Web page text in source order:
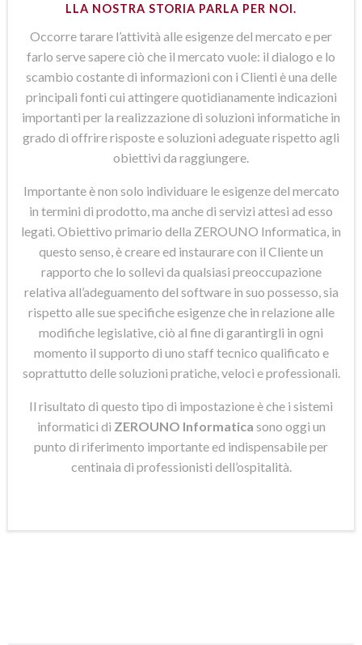
LLA NOSTRA STORIA PARLA PER NOI.
Occorre tarare l’attività alle esigenze del mercato e per
farlo serve sapere ciò che il mercato vuole: il dialogo e lo
scambio costante di informazioni con i Clienti è una delle
principali fonti cui attingere quotidianamente indicazioni
importanti per la realizzazione di soluzioni informatiche in
grado di offrire risposte e soluzioni adeguate rispetto agli
obiettivi da raggiungere.
Importante è non solo individuare le esigenze del mercato
in termini di prodotto, ma anche di servizi attesi ad esso
legati. Obiettivo primario della ZEROUNO Informatica, in
questo senso, è creare ed instaurare con il Cliente un
rapporto che lo sollevi da qualsiasi preoccupazione
relativa all’adeguamento del software in suo possesso, sia
rispetto alle sue specifiche esigenze che in relazione alle
modifiche legislative, ciò al fine di garantirgli in ogni
momento il supporto di uno staff tecnico qualificato e
soprattutto delle soluzioni pratiche, veloci e professionali.
Il risultato di questo tipo di impostazione è che i sistemi
informatici di ZEROUNO Informatica sono oggi un
punto di riferimento importante ed indispensabile per
centinaia di professionisti dell’ospitalità.